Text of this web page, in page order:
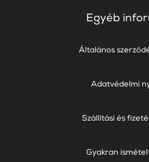
Egyéb
Általános
Adatvédelmi
Szállítási és
Gyakran